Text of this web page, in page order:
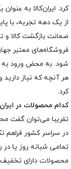
کرد. ایران‌کالا به
ضمانت بازگشت کالا و
فروشگاه‌های معتبر
شود. به محض ورود به
هر آنچه که نیاز
کرد.
کدام محصولات در
تقریبا می‌توان گفت
در سراسر کشور فراهم
تمامی شبانه روز یا
محصولات دارای